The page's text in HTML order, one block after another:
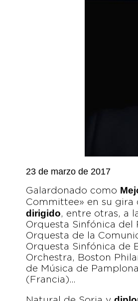
23 de marzo de 2017
Galardonado como
Committee» en su gira
dirigido, entre otras, a
Orquesta Sinfónica del
Orquesta de la
Orquesta Sinfónica de
Orchestra, Boston
de Música de
(Francia)…